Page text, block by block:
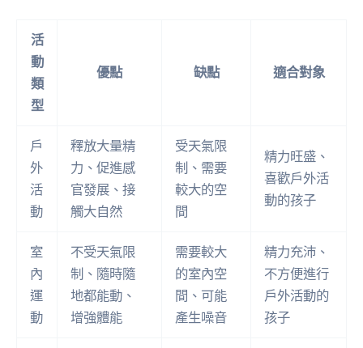
活
動
類
型
優點 缺點 適合對象
戶
外
活
動
釋放大量精
力、促進感
官發展、接
觸大自然
受天氣限
制、需要
較大的空
間
精力旺盛、
喜歡戶外活
動的孩子
室
內
運
動
不受天氣限
制、隨時隨
地都能動、
增強體能
需要較大
的室內空
間、可能
產生噪音
精力充沛、
不方便進行
戶外活動的
孩子